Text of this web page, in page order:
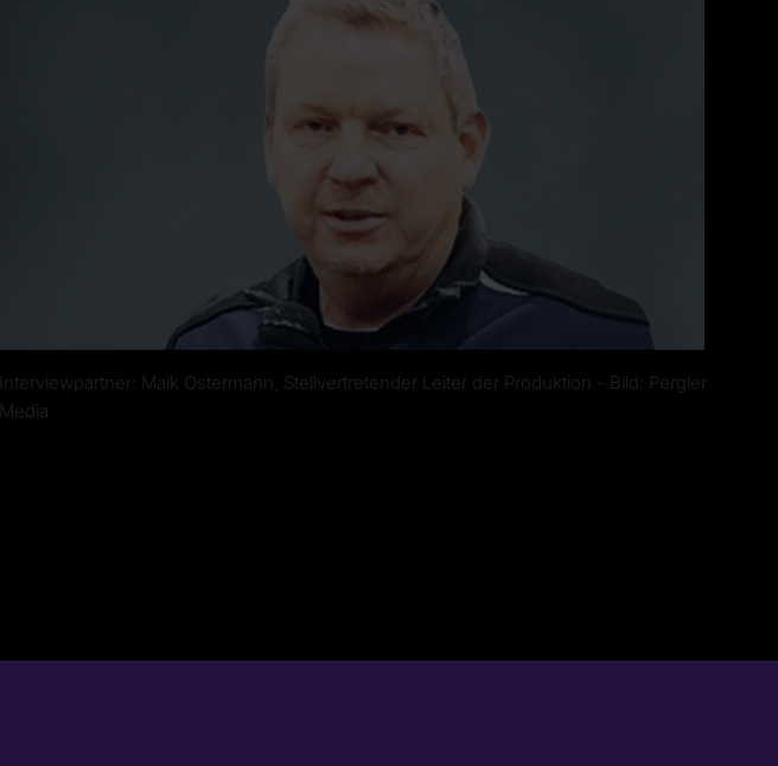
Interviewpartner: Maik Ostermann, Stellvertretender Leiter der Produktion - Bild: Pergler
Media